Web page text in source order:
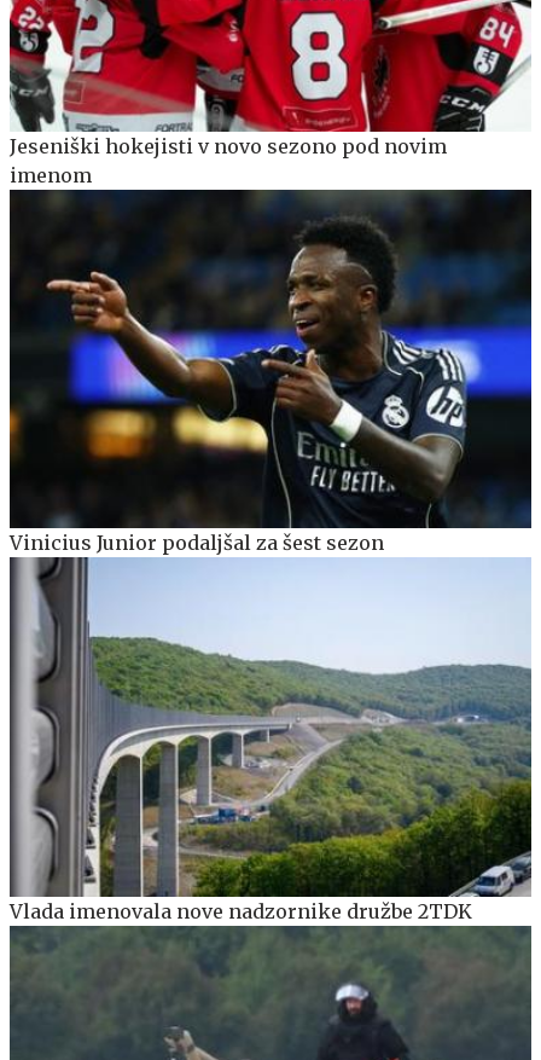
Jeseniški hokejisti v novo sezono pod novim
imenom
Vinicius Junior podaljšal za šest sezon
Vlada imenovala nove nadzornike družbe 2TDK